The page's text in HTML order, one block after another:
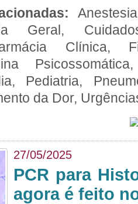
Geral,
Clínica,
Pediatria,
da Dor,
27/05/2025
PCR para
agora é feito